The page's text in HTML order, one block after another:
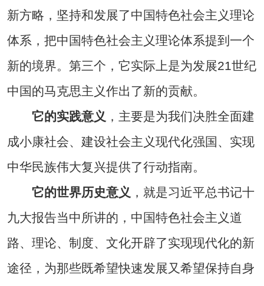
新方略，坚持和发展了中国特色社会主义理论
体系，把中国特色社会主义理论体系提到一个
新的境界。第三个，它实际上是为发展21世纪
中国的马克思主义作出了新的贡献。
它的实践意义 ，主要是为我们决胜全面建
成小康社会、建设社会主义现代化强国、实现
中华民族伟大复兴提供了行动指南。
它的世界历史意义 ，就是习近平总书记十
九大报告当中所讲的，中国特色社会主义道
路、理论、制度、文化开辟了实现现代化的新
途径，为那些既希望快速发展又希望保持自身